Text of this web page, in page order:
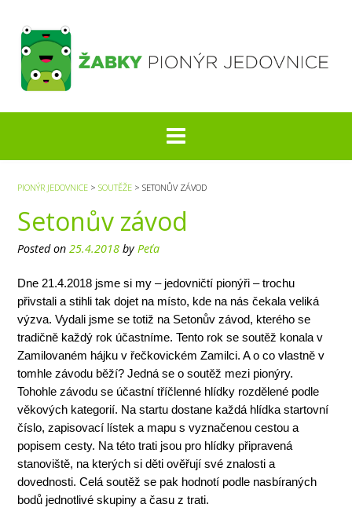
c
t
PIONÝR JEDOVNICE > SOUTĚŽE > SETONŮV ZÁVOD
Setonův závod
Posted on 25.4.2018 by Peťa
Dne 21.4.2018 jsme si my – jedovničtí pionýři – trochu
přivstali a stihli tak dojet na místo, kde na nás čekala veliká
výzva. Vydali jsme se totiž na Setonův závod, kterého se
tradičně každý rok účastníme. Tento rok se soutěž konala v
Zamilovaném hájku v řečkovickém Zamilci. A o co vlastně v
tomhle závodu běží? Jedná se o soutěž mezi pionýry.
Tohohle závodu se účastní tříčlenné hlídky rozdělené podle
věkových kategorií. Na startu dostane každá hlídka startovní
číslo, zapisovací lístek a mapu s vyznačenou cestou a
popisem cesty. Na této trati jsou pro hlídky připravená
stanoviště, na kterých si děti ověřují své znalosti a
dovednosti. Celá soutěž se pak hodnotí podle nasbíraných
bodů jednotlivé skupiny a času z trati.